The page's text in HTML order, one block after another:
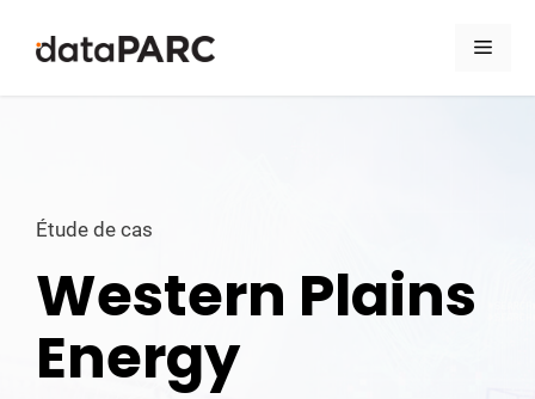
Étude de cas
Western Plains
Energy